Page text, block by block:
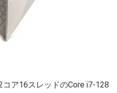
ア16スレッドのCore i7-128